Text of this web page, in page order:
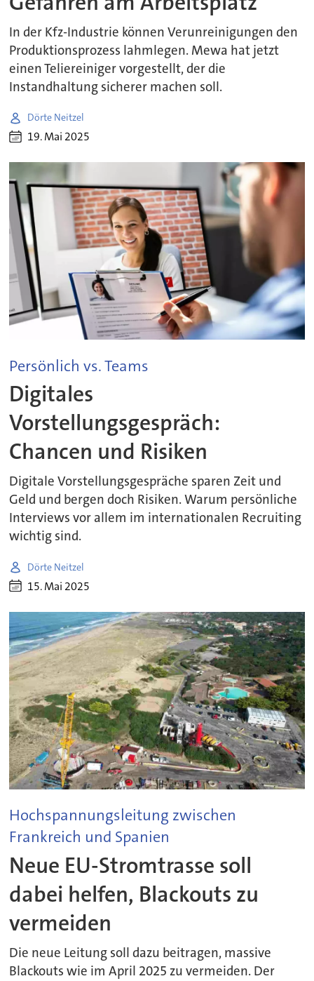
In der Kfz-Industrie können Verunreinigungen den
Produktionsprozess lahmlegen. Mewa hat jetzt
einen Teliereiniger vorgestellt, der die
Instandhaltung sicherer machen soll.
Dörte Neitzel
19. Mai 2025
Persönlich vs. Teams
Digitales
Vorstellungsgespräch:
Chancen und Risiken
Digitale Vorstellungsgespräche sparen Zeit und
Geld und bergen doch Risiken. Warum persönliche
Interviews vor allem im internationalen Recruiting
wichtig sind.
Dörte Neitzel
15. Mai 2025
Hochspannungsleitung zwischen
Frankreich und Spanien
Neue EU-Stromtrasse soll
dabei helfen, Blackouts zu
vermeiden
Die neue Leitung soll dazu beitragen, massive
Blackouts wie im April 2025 zu vermeiden. Der